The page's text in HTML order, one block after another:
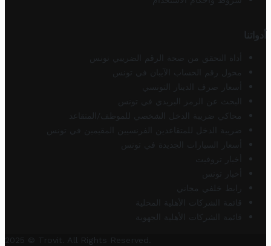
أدواتنا
أداة التحقق من صحة الرقم الضريبي تونس
محول رقم الحساب الآيبان في تونس
أسعار صرف الدينار التونسي
البحث عن الرمز البريدي في تونس
محاكي ضريبة الدخل الشخصي للموظف/المتقاعد
ضريبة الدخل للمتقاعدين الفرنسيين المقيمين في تونس
أسعار السيارات الجديدة في تونس
أخبار تروفيت
أخبار تونس
رابط خلفي مجاني
قائمة الشركات الأهلية المحلية
قائمة الشركات الأهلية الجهوية
2025 © Trovit. All Rights Reserved.